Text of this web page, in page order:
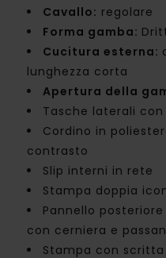
Cavallo: regolare
Forma gamba:
Cucitura esterna:
lunghezza corta
Apertura della
Tasche laterali
Cordino in
contrasto
Slip interni in rete
Stampa doppia
Pannello
con cerniera e
Stampa con